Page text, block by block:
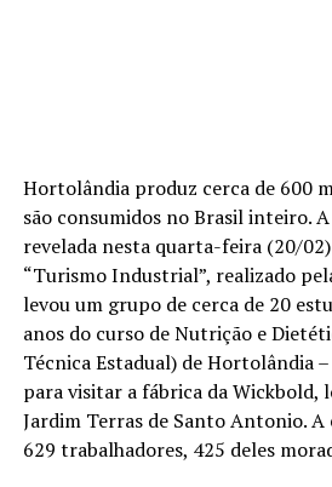
Hortolândia produz cerca de 600
são consumidos no Brasil inteiro.
revelada nesta quarta-feira (20/
“Turismo Industrial”, realizado
levou um grupo de cerca de 20
anos do curso de Nutrição e
Técnica Estadual) de Hortolândia
para visitar a fábrica da Wickbold,
Jardim Terras de Santo Antonio. A
629 trabalhadores, 425 deles